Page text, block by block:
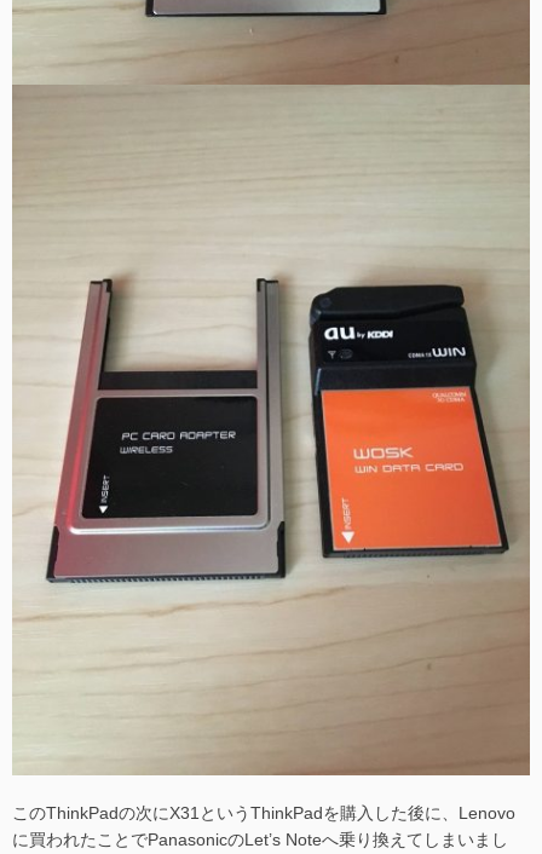
このThinkPadの次にX31というThinkPadを購入した後に、Lenovo
に買われたことでPanasonicのLet’s Noteへ乗り換えてしまいまし